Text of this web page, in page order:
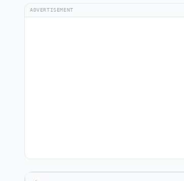
ADVERTISEMENT